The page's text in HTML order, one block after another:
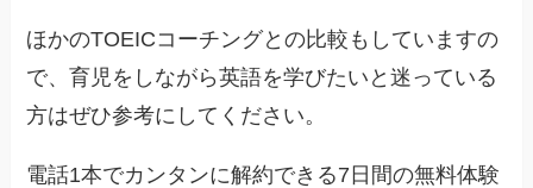
ほかのTOEICコーチングとの比較もしていますの
で、育児をしながら英語を学びたいと迷っている
方はぜひ参考にしてください。
電話1本でカンタンに解約できる7日間の無料体験